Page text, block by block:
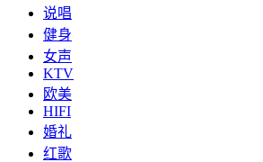
说唱
健身
女声
KTV
欧美
HIFI
婚礼
红歌